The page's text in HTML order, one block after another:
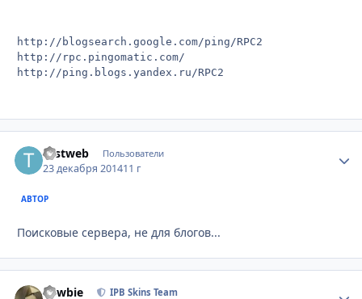
http://blogsearch.google.com/ping/RPC2
http://rpc.pingomatic.com/
Testweb Пользователи
23 декабря 201411 г
АВТОР
Поисковые сервера, не для блогов...
newbie IPB Skins Team